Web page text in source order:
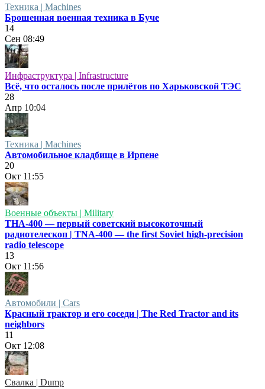
Техника | Machines
Брошенная военная техника в Буче
14
Сен 08:49
Инфраструктура | Infrastructure
Всё, что осталось после прилётов по Харьковской ТЭС
28
Апр 10:04
Техника | Machines
Автомобильное кладбище в Ирпене
20
Окт 11:55
Военные объекты | Military
ТНА-400 — первый советский высокоточный
радиотелескоп | TNA-400 — the first Soviet high-precision
radio telescope
13
Окт 11:56
Автомобили | Cars
Красный трактор и его соседи | The Red Tractor and its
neighbors
11
Окт 12:08
Свалка | Dump